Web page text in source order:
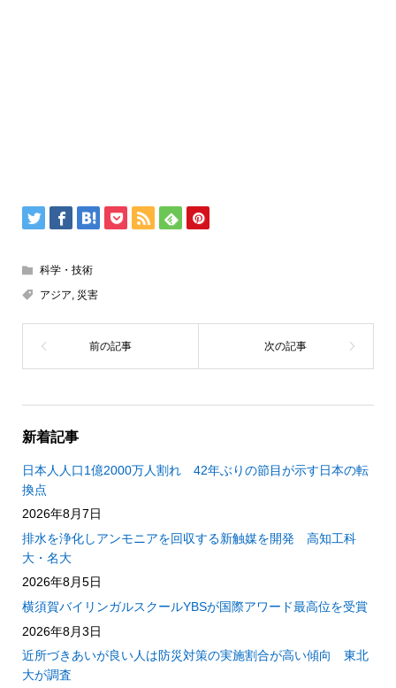
科学・技術
アジア 災害
新着記事
日本人人口1億2000万人割れ 42年ぶりの節目が示す日本の転
換点
2026年8月7日
排水を浄化しアンモニアを回収する新触媒を開発 高知工科
大・名大
2026年8月5日
横須賀バイリンガルスクールYBSが国際アワード最高位を受賞
2026年8月3日
近所づきあいが良い人は防災対策の実施割合が高い傾向 東北
大が調査